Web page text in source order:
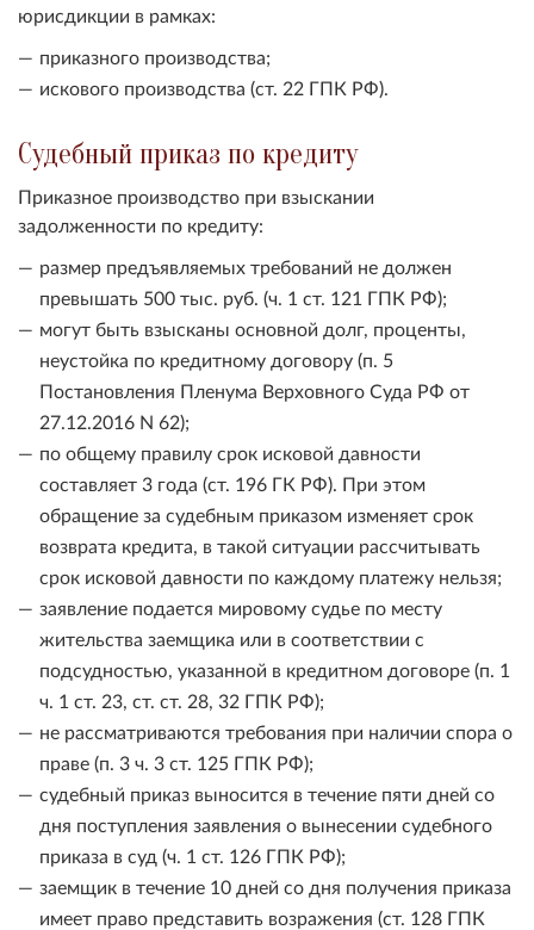
юрисдикции в рамках:
приказного производства;
искового производства (ст. 22 ГПК РФ).
Судебный приказ по кредиту
Приказное производство при взыскании
задолженности по кредиту:
размер предъявляемых требований не должен
превышать 500 тыс. руб. (ч. 1 ст. 121 ГПК РФ);
могут быть взысканы основной долг, проценты,
неустойка по кредитному договору (п. 5
Постановления Пленума Верховного Суда РФ от
27.12.2016 N 62);
по общему правилу срок исковой давности
составляет 3 года (ст. 196 ГК РФ). При этом
обращение за судебным приказом изменяет срок
возврата кредита, в такой ситуации рассчитывать
срок исковой давности по каждому платежу нельзя;
заявление подается мировому судье по месту
жительства заемщика или в соответствии с
подсудностью, указанной в кредитном договоре (п. 1
ч. 1 ст. 23, ст. ст. 28, 32 ГПК РФ);
не рассматриваются требования при наличии спора о
праве (п. 3 ч. 3 ст. 125 ГПК РФ);
судебный приказ выносится в течение пяти дней со
дня поступления заявления о вынесении судебного
приказа в суд (ч. 1 ст. 126 ГПК РФ);
заемщик в течение 10 дней со дня получения приказа
имеет право представить возражения (ст. 128 ГПК